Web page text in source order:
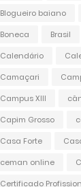
Blogueiro baiano
Boneca
Brasil
Calendário
Camaçari
Campus XIII
Capim Grosso
Casa Forte
ceman online
Certificado